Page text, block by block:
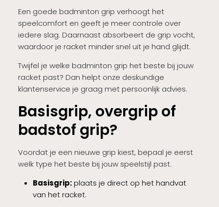
Een goede badminton grip verhoogt het
speelcomfort en geeft je meer controle over
iedere slag. Daarnaast absorbeert de grip vocht,
waardoor je racket minder snel uit je hand glijdt.
Twijfel je welke badminton grip het beste bij jouw
racket past? Dan helpt onze deskundige
klantenservice je graag met persoonlijk advies.
Basisgrip, overgrip of
badstof grip?
Voordat je een nieuwe grip kiest, bepaal je eerst
welk type het beste bij jouw speelstijl past.
Basisgrip:plaats je direct op het handvat
van het racket.